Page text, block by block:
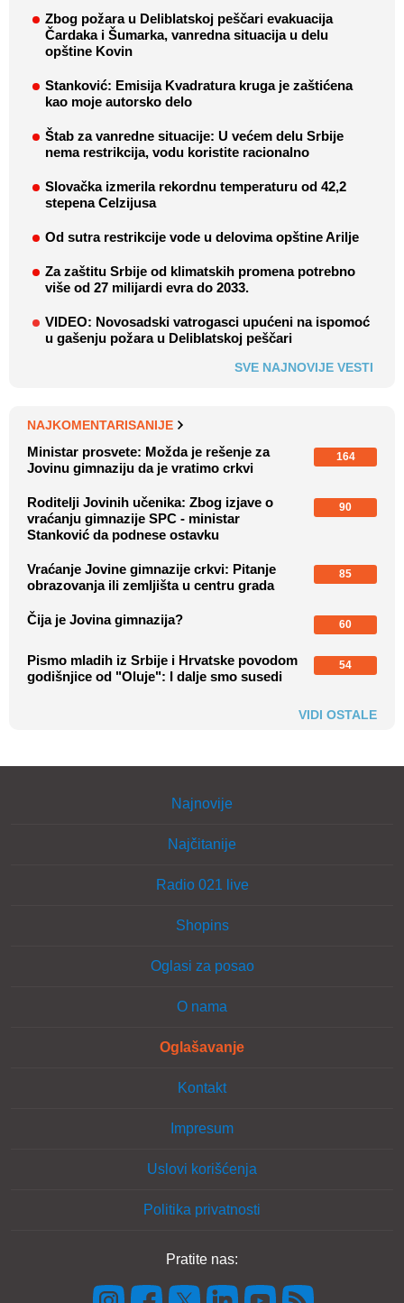
Zbog požara u Deliblatskoj peščari evakuacija
Čardaka i Šumarka, vanredna situacija u delu
opštine Kovin
Stanković: Emisija Kvadratura kruga je zaštićena
kao moje autorsko delo
Štab za vanredne situacije: U većem delu Srbije
nema restrikcija, vodu koristite racionalno
Slovačka izmerila rekordnu temperaturu od 42,2
stepena Celzijusa
Od sutra restrikcije vode u delovima opštine Arilje
Za zaštitu Srbije od klimatskih promena potrebno
više od 27 milijardi evra do 2033.
VIDEO: Novosadski vatrogasci upućeni na ispomoć
u gašenju požara u Deliblatskoj peščari
SVE NAJNOVIJE VESTI
NAJKOMENTARISANIJE
Ministar prosvete: Možda je rešenje za
Jovinu gimnaziju da je vratimo crkvi
164
Roditelji Jovinih učenika: Zbog izjave o
vraćanju gimnazije SPC - ministar
Stanković da podnese ostavku
90
Vraćanje Jovine gimnazije crkvi: Pitanje
obrazovanja ili zemljišta u centru grada
85
Čija je Jovina gimnazija? 60
Pismo mladih iz Srbije i Hrvatske povodom
godišnjice od "Oluje": I dalje smo susedi
54
VIDI OSTALE
Najnovije
Najčitanije
Radio 021 live
Shopins
Oglasi za posao
O nama
Oglašavanje
Kontakt
Impresum
Uslovi korišćenja
Politika privatnosti
Pratite nas: